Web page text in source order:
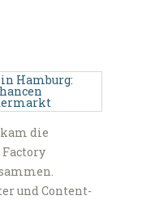
kam die
und Content-